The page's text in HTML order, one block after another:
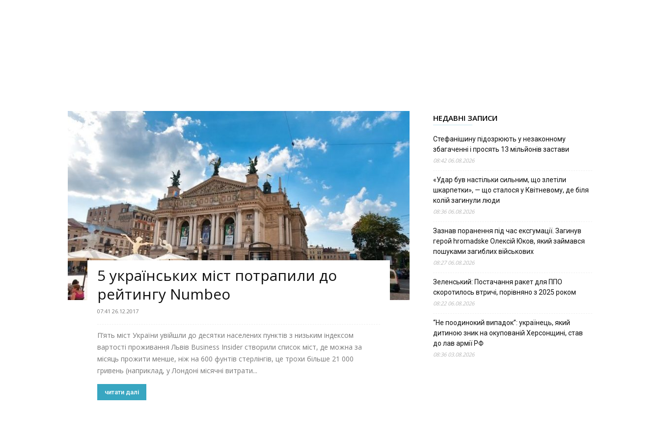
5 українських міст потрапили до
рейтингу Numbeo
07:41 26.12.2017
П’ять міст України увійшли до десятки населених пунктів з низьким індексом
вартості проживання Львів Business Insider створили список міст, де можна за
місяць прожити менше, ніж на 600 фунтів стерлінгів, це трохи більше 21 000
гривень (наприклад, у Лондоні місячні витрати...
читати далі
НЕДАВНІ ЗАПИСИ
Стефанішину підозрюють у незаконному
збагаченні і просять 13 мільйонів застави
08:42 06.08.2026
«Удар був настільки сильним, що злетіли
шкарпетки», — що сталося у Квітневому, де біля
колій загинули люди
08:36 06.08.2026
Зазнав поранення під час ексгумації. Загинув
герой hromadske Олексій Юков, який займався
пошуками загиблих військових
08:27 06.08.2026
Зеленський: Постачання ракет для ППО
скоротилось втричі, порівняно з 2025 роком
08:22 06.08.2026
“Не поодинокий випадок”: українець, який
дитиною зник на окупованій Херсонщині, став
до лав армії РФ
08:36 03.08.2026